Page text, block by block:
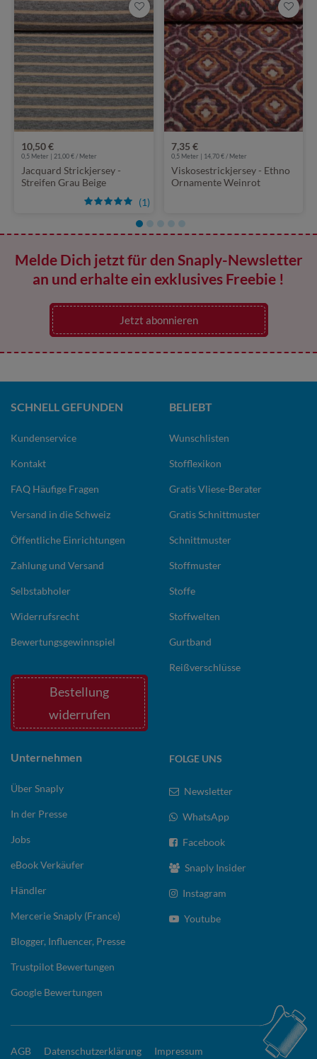
(1)
10,50 €
0,5 Meter | 21,00 € / Meter
Jacquard Strickjersey -
Streifen Grau Beige
7,35 €
0,5 Meter | 14,70 € / Meter
Viskosestrickjersey - Ethno
Ornamente Weinrot
Melde Dich jetzt für den Snaply-Newsletter
an und erhalte ein exklusives Freebie !
Jetzt abonnieren
SCHNELL GEFUNDEN
Kundenservice
Kontakt
FAQ Häufige Fragen
Versand in die Schweiz
Öffentliche Einrichtungen
Zahlung und Versand
Selbstabholer
Widerrufsrecht
Bewertungsgewinnspiel
Bestellung
widerrufen
BELIEBT
Wunschlisten
Stofflexikon
Gratis Vliese-Berater
Gratis Schnittmuster
Schnittmuster
Stoffmuster
Stoffe
Stoffwelten
Gurtband
Reißverschlüsse
Unternehmen
Über Snaply
In der Presse
Jobs
eBook Verkäufer
Händler
Mercerie Snaply (France)
Blogger, Influencer, Presse
Trustpilot Bewertungen
Google Bewertungen
FOLGE UNS
Newsletter
WhatsApp
Facebook
Snaply Insider
Instagram
Youtube
AGB Datenschutzerklärung Impressum